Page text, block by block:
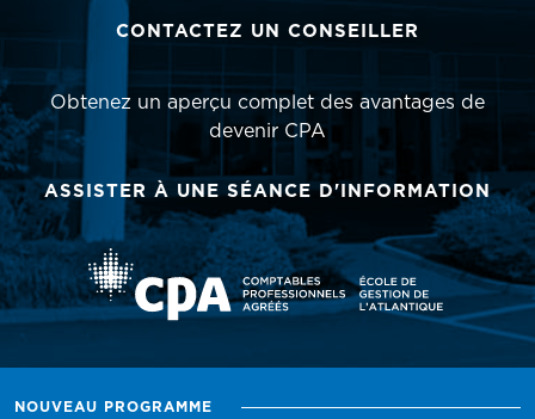
CONTACTEZ UN CONSEILLER
Obtenez un aperçu complet des avantages de
devenir CPA
ASSISTER À UNE SÉANCE D'INFORMATION
NOUVEAU PROGRAMME